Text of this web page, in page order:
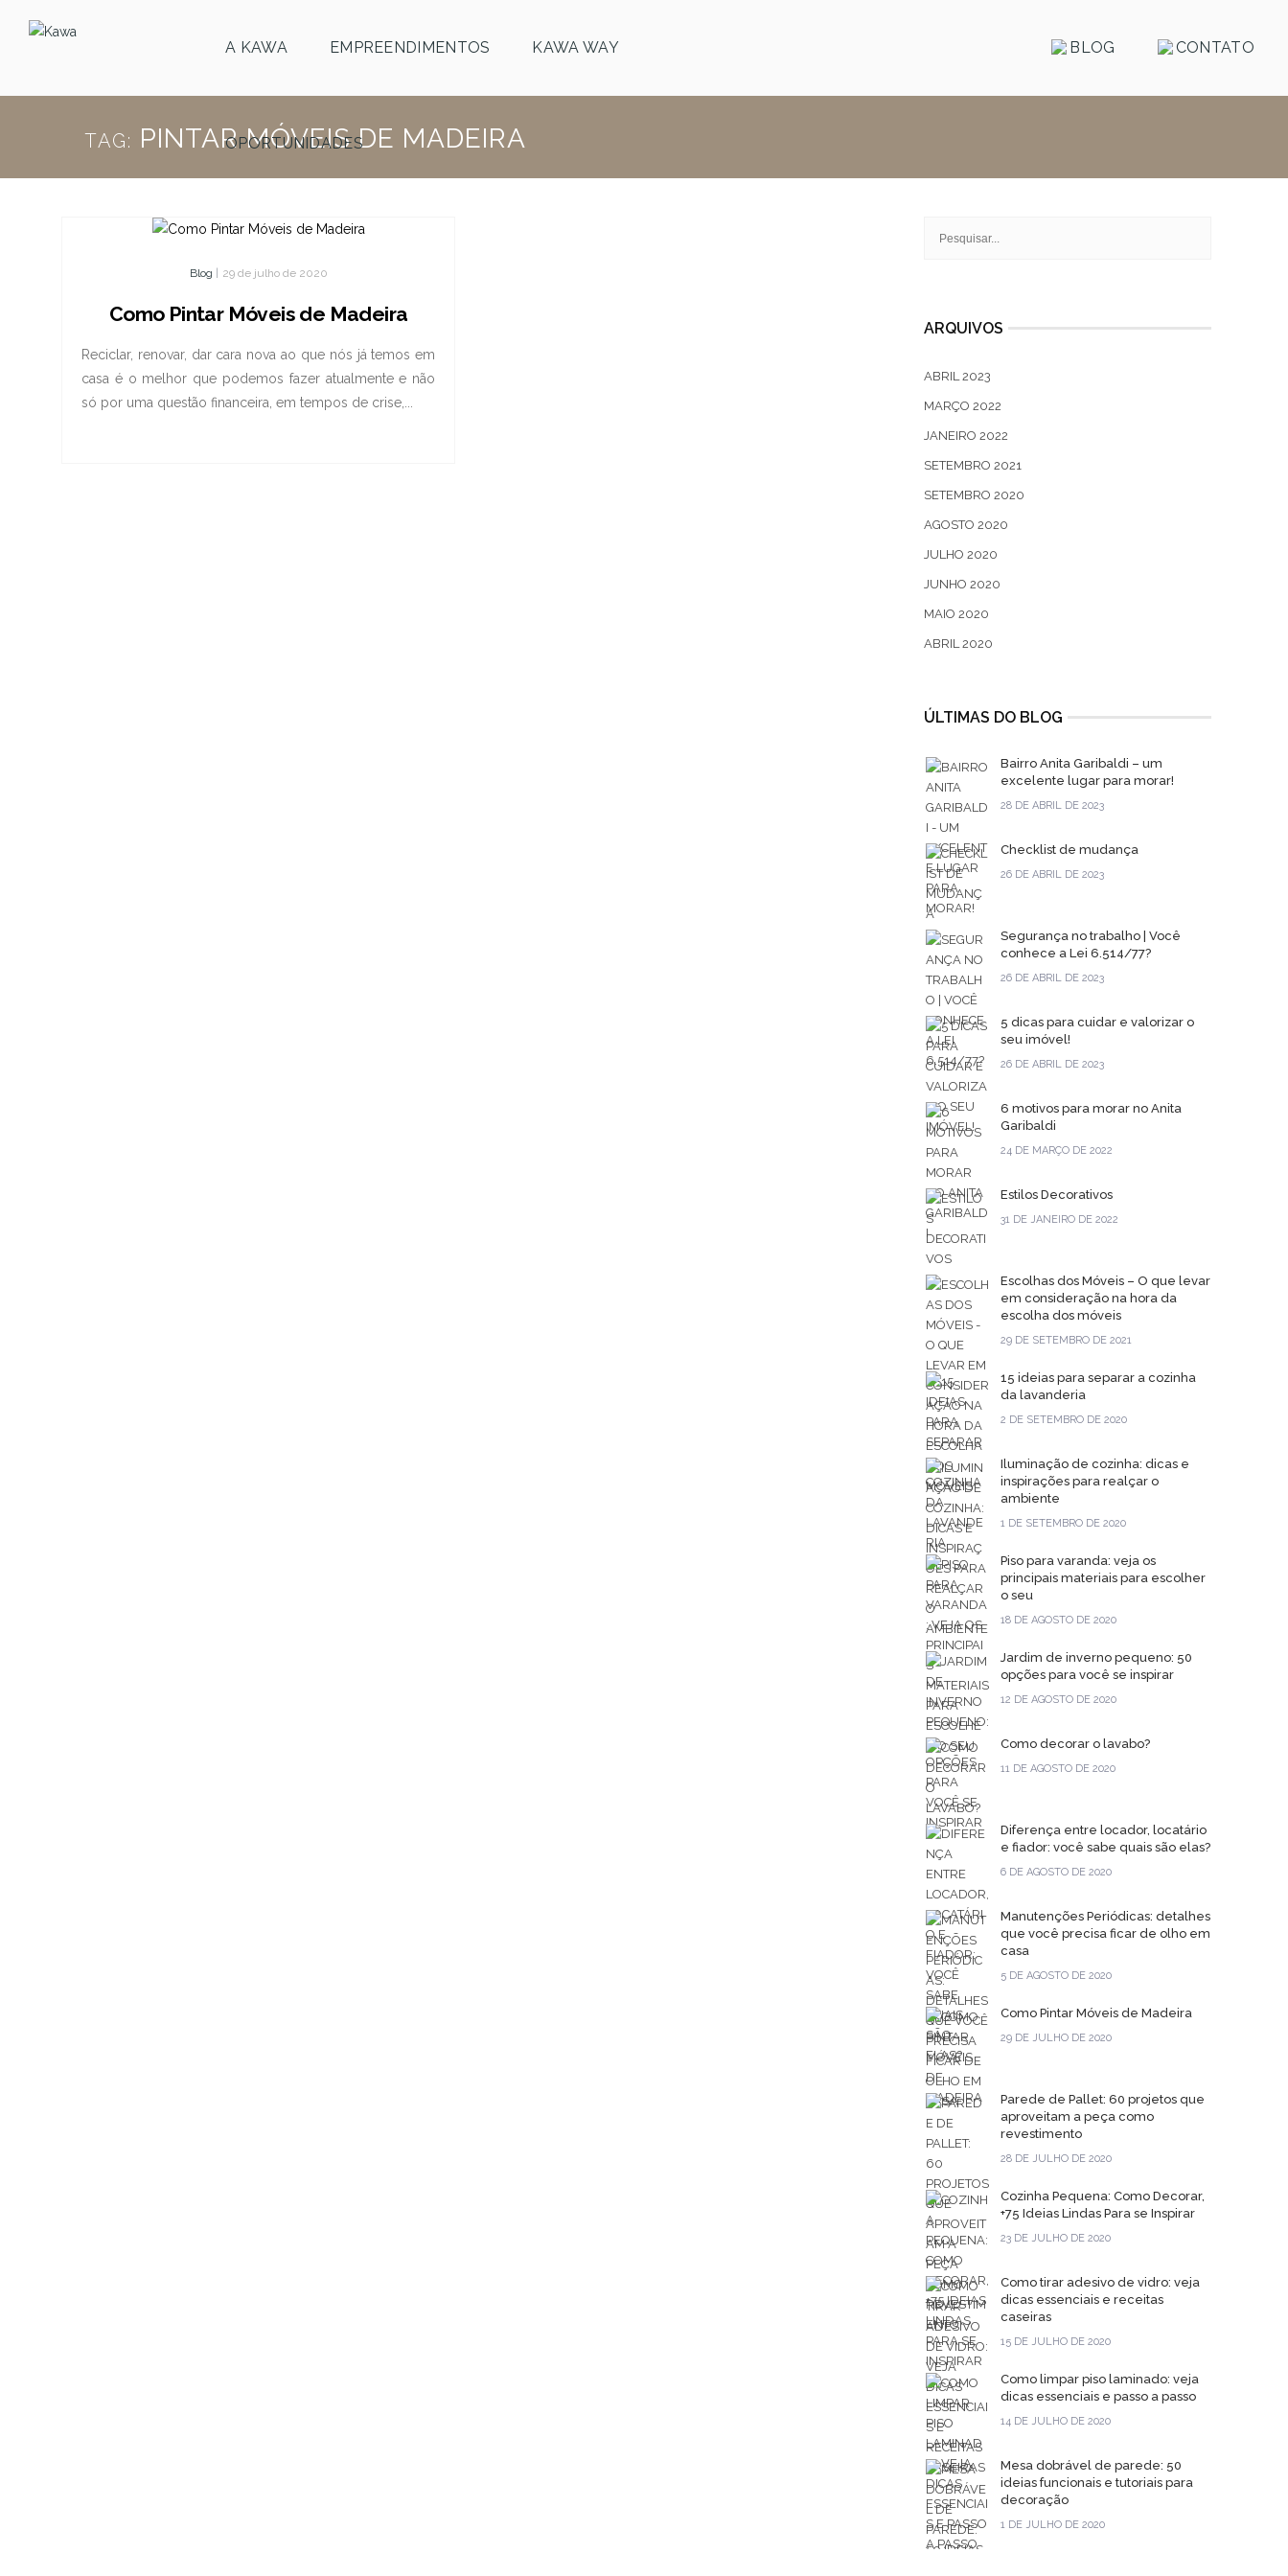
A KAWA EMPREENDIMENTOS KAWA WAY
OPORTUNIDADES
BLOG CONTATO
TAG: PINTAR MÓVEIS DE MADEIRA
Blog 29 de julho de 2020
Como Pintar Móveis de Madeira
Reciclar, renovar, dar cara nova ao que nós já temos em
casa é o melhor que podemos fazer atualmente e não
só por uma questão financeira, em tempos de crise,...
ARQUIVOS
ABRIL 2023
MARÇO 2022
JANEIRO 2022
SETEMBRO 2021
SETEMBRO 2020
AGOSTO 2020
JULHO 2020
JUNHO 2020
MAIO 2020
ABRIL 2020
ÚLTIMAS DO BLOG
Bairro Anita Garibaldi – um
excelente lugar para morar!
28 DE ABRIL DE 2023
Checklist de mudança
26 DE ABRIL DE 2023
Segurança no trabalho | Você
conhece a Lei 6.514/77?
26 DE ABRIL DE 2023
5 dicas para cuidar e valorizar o
seu imóvel!
26 DE ABRIL DE 2023
6 motivos para morar no Anita
Garibaldi
24 DE MARÇO DE 2022
Estilos Decorativos
31 DE JANEIRO DE 2022
Escolhas dos Móveis – O que levar
em consideração na hora da
escolha dos móveis
29 DE SETEMBRO DE 2021
15 ideias para separar a cozinha
da lavanderia
2 DE SETEMBRO DE 2020
Iluminação de cozinha: dicas e
inspirações para realçar o
ambiente
1 DE SETEMBRO DE 2020
Piso para varanda: veja os
principais materiais para escolher
o seu
18 DE AGOSTO DE 2020
Jardim de inverno pequeno: 50
opções para você se inspirar
12 DE AGOSTO DE 2020
Como decorar o lavabo?
11 DE AGOSTO DE 2020
Diferença entre locador, locatário
e fiador: você sabe quais são elas?
6 DE AGOSTO DE 2020
Manutenções Periódicas: detalhes
que você precisa ficar de olho em
casa
5 DE AGOSTO DE 2020
Como Pintar Móveis de Madeira
29 DE JULHO DE 2020
Parede de Pallet: 60 projetos que
aproveitam a peça como
revestimento
28 DE JULHO DE 2020
Cozinha Pequena: Como Decorar,
+75 Ideias Lindas Para se Inspirar
23 DE JULHO DE 2020
Como tirar adesivo de vidro: veja
dicas essenciais e receitas
caseiras
15 DE JULHO DE 2020
Como limpar piso laminado: veja
dicas essenciais e passo a passo
14 DE JULHO DE 2020
Mesa dobrável de parede: 50
ideias funcionais e tutoriais para
decoração
1 DE JULHO DE 2020